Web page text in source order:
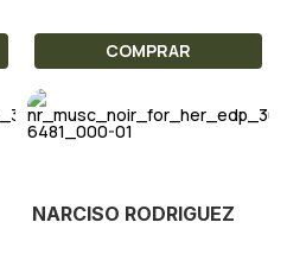
COMPRAR
NARCISO RODRIGUEZ